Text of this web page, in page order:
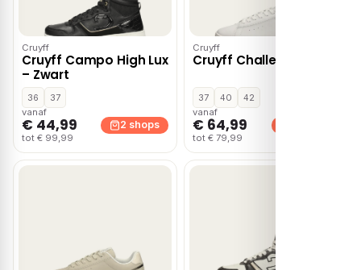
Cruyff
Cruyff Campo High Lux
– Zwart
36
37
vanaf
€ 44,99
tot € 99,99
2 shops
Cruyff
Cruyff Challenge – Wit
37 40
42
vanaf
€ 64,99
tot € 79,99